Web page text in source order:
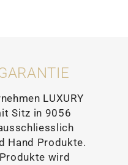
LUXURY
Sitz in 9056
Hand Produkte.
wird